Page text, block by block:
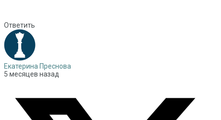
Ответить
Екатерина Преснова
5 месяцев назад